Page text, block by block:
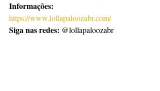
https://www.lollapaloozabr.com/
Siga nas redes: @lollapaloozabr